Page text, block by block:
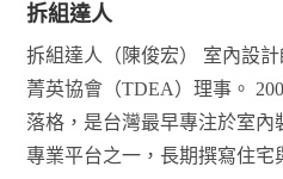
拆組達人
拆組達人（陳俊宏） 室內設
菁英協會（TDEA）理事。
落格，是台灣最早專注於室
專業平台之一，長期撰寫住